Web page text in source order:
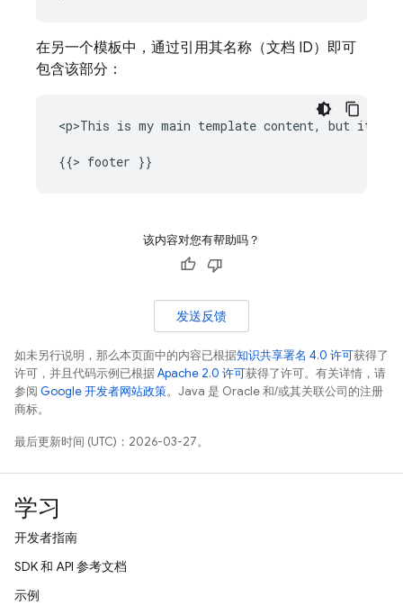
在另一个模板中，通过引用其名称（文档 ID）即可
包含该部分：
<p>This is my main template content, but it will
该内容对您有帮助吗？
发送反馈
如未另行说明，那么本页面中的内容已根据知识共享署名 4.0 许可获得了
许可，并且代码示例已根据Apache 2.0 许可获得了许可。有关详情，请
参阅 Google 开发者网站政策。Java 是 Oracle 和/或其关联公司的注册
商标。
最后更新时间 (UTC)：2026-03-27。
学习
开发者指南
SDK 和 API 参考文档
示例